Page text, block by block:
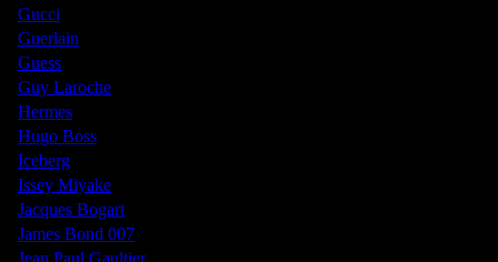
Gucci
Guerlain
Guess
Guy Laroche
Hermes
Hugo Boss
Iceberg
Issey Miyake
Jacques Bogart
James Bond 007
Jean Paul Gaultier